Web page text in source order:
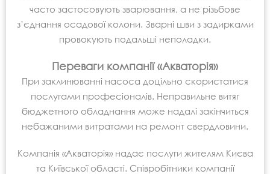
часто застосовують зварювання, а не різьбове
з’єднання осадової колони. Зварні шви з задирками
провокують подальші неполадки.
Переваги компанії «Акваторія»
При заклинюванні насоса доцільно скористатися
послугами професіоналів. Неправильне витяг
бюджетного обладнання може надалі закінчиться
небажаними витратами на ремонт свердловини.
Компанія «Акваторія» надає послуги жителям Києва
та Київської області. Співробітники компанії